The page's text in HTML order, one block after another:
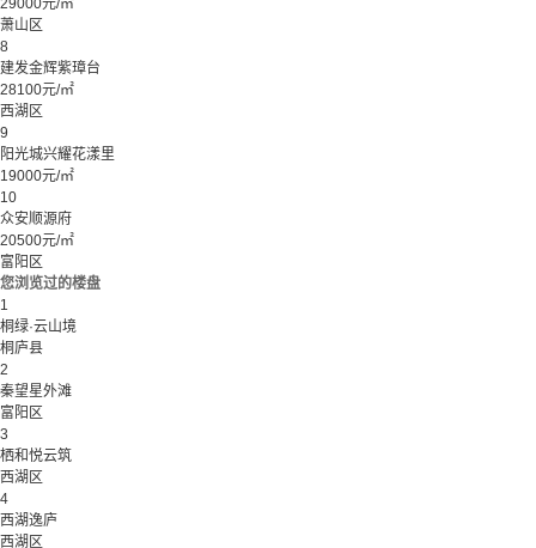
29000元/㎡
萧山区
8
建发金辉紫璋台
28100元/㎡
西湖区
9
阳光城兴耀花漾里
19000元/㎡
10
众安顺源府
20500元/㎡
富阳区
您浏览过的楼盘
1
桐绿·云山境
桐庐县
2
秦望星外滩
富阳区
3
栖和悦云筑
西湖区
4
西湖逸庐
西湖区